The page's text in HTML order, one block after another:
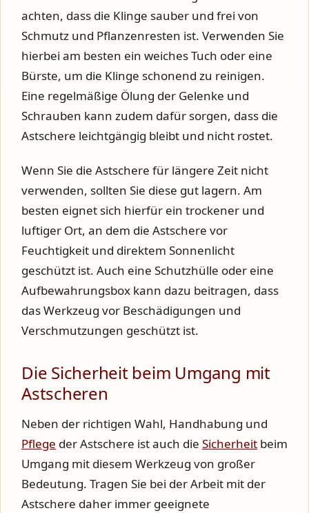
achten, dass die Klinge sauber und frei von
Schmutz und Pflanzenresten ist. Verwenden Sie
hierbei am besten ein weiches Tuch oder eine
Bürste, um die Klinge schonend zu reinigen.
Eine regelmäßige Ölung der Gelenke und
Schrauben kann zudem dafür sorgen, dass die
Astschere leichtgängig bleibt und nicht rostet.
Wenn Sie die Astschere für längere Zeit nicht
verwenden, sollten Sie diese gut lagern. Am
besten eignet sich hierfür ein trockener und
luftiger Ort, an dem die Astschere vor
Feuchtigkeit und direktem Sonnenlicht
geschützt ist. Auch eine Schutzhülle oder eine
Aufbewahrungsbox kann dazu beitragen, dass
das Werkzeug vor Beschädigungen und
Verschmutzungen geschützt ist.
Die Sicherheit beim Umgang mit
Astscheren
Neben der richtigen Wahl, Handhabung und
Pflege der Astschere ist auch die Sicherheit beim
Umgang mit diesem Werkzeug von großer
Bedeutung. Tragen Sie bei der Arbeit mit der
Astschere daher immer geeignete